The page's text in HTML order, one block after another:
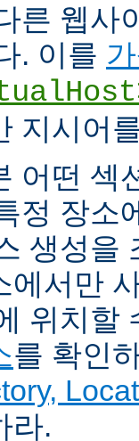
른 웹사
. 이를
지시어
어떤 섹
정 장소
생성을
에서만
위치할
를 확인
라.